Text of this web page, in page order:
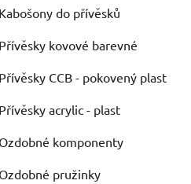
Kabošony do přívěsků
Přívěsky kovové barevné
Přívěsky CCB - pokovený plast
Přívěsky acrylic - plast
Ozdobné komponenty
Ozdobné pružinky